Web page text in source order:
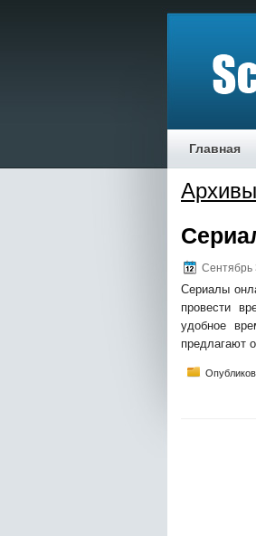
Главная
Сентябрь
Сериалы
провести
удобное
предлагают